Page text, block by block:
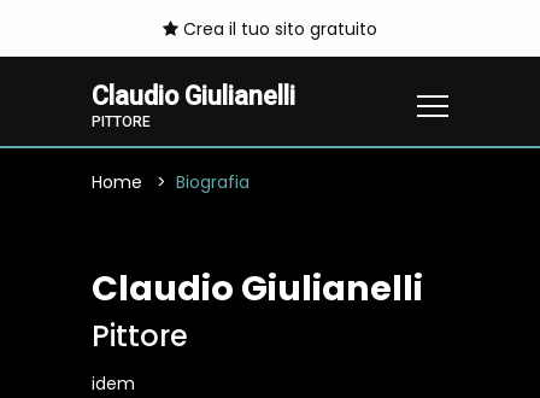
Crea il tuo sito gratuito
Claudio Giulianelli
PITTORE
Home Biografia
Claudio Giulianelli
Pittore
idem